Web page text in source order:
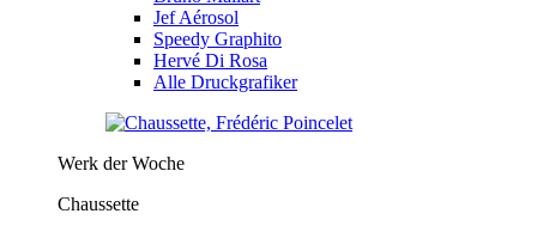
Jef Aérosol
Speedy Graphito
Hervé Di Rosa
Alle Druckgrafiker
Werk der Woche
Chaussette